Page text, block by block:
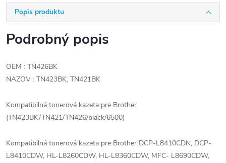
Popis produktu
Podrobný popis
OEM : TN426BK
NAZOV : TN423BK, TN421BK
Kompatibilná tonerová kazeta pre Brother
(TN423BK/TN421/TN426/black/6500)
Kompatibilná tonerová kazeta pre Brother DCP-L8410CDN, DCP-
L8410CDW, HL-L8260CDW, HL-L8360CDW, MFC- L8690CDW,